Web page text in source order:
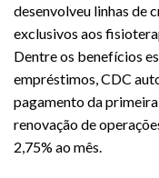
desenvolveu linhas de
exclusivos aos
Dentre os benefícios
empréstimos, CDC
pagamento da
renovação de
2,75% ao mês.